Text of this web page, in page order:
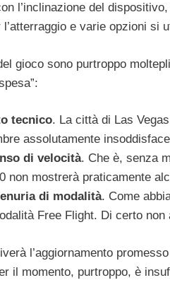
l’inclinazione del
e varie opzioni si
gioco sono purtroppo
tecnico. La città di Las
assolutamente
di velocità. Che è, senza
non mostrerà praticamente
di modalità. Come
Free Flight. Di certo
l’aggiornamento
il momento, purtroppo, è